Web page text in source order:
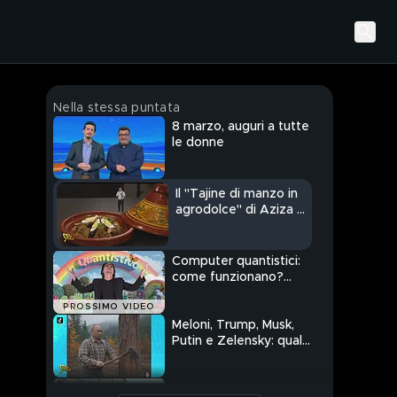
Nella stessa puntata
8 marzo, auguri a tutte
le donne
Il "Tajine di manzo in
agrodolce" di Aziza El
PROSSIMO VIDEO
Computer quantistici:
come funzionano?
Meloni, Trump, Musk,
Putin e Zelensky: quale